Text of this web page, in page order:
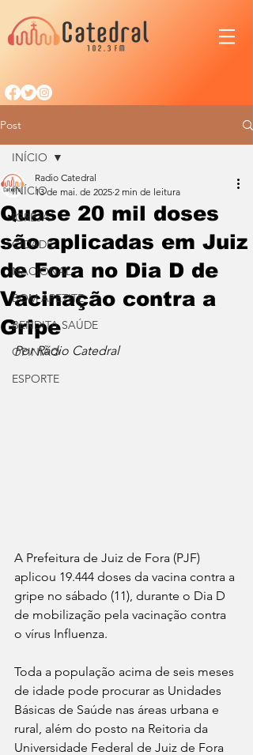
Post
INÍCIO
IGREJA
CIDADE
NACIONAL
BOM APETITE
BENDITA SAÚDE
OPINIÃO
ESPORTE
INÍCIO
Quase 20 mil doses
são aplicadas em Juiz
de Fora no Dia D de
Vacinação contra a
Gripe
Radio Catedral
13 de mai. de 2025 2 min de leitura
Por Rádio Catedral
A Prefeitura de Juiz de Fora (PJF)
aplicou 19.444 doses da vacina contra a
gripe no sábado (11), durante o Dia D
de mobilização pela vacinação contra
o vírus Influenza.
Toda a população acima de seis meses
de idade pode procurar as Unidades
Básicas de Saúde nas áreas urbana e
rural, além do posto na Reitoria da
Universidade Federal de Juiz de Fora